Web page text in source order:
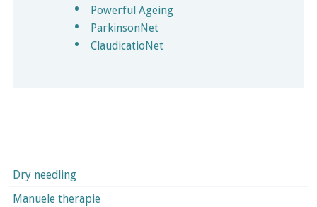
Powerful Ageing
ParkinsonNet
ClaudicatioNet
Dry needling
Manuele therapie